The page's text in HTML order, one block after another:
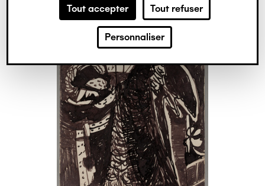
Tout accepter Tout refuser
Personnaliser